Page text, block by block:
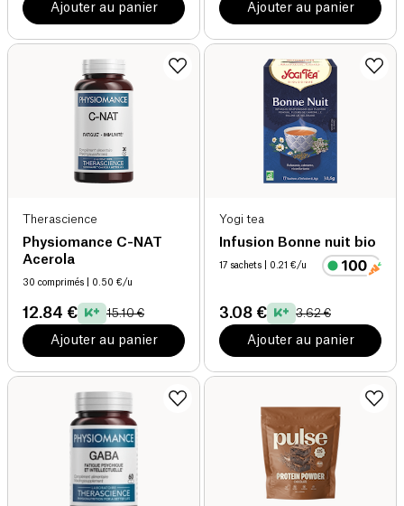
Ajouter au panier Ajouter au panier
Therascience
Physiomance C-NAT
Acerola
30 comprimés | 0.50 €/u
12.84 € 15.10 €
Ajouter au panier
Yogi tea
Infusion Bonne nuit bio
17 sachets | 0.21 €/u
3.08 € 3.62 €
Ajouter au panier